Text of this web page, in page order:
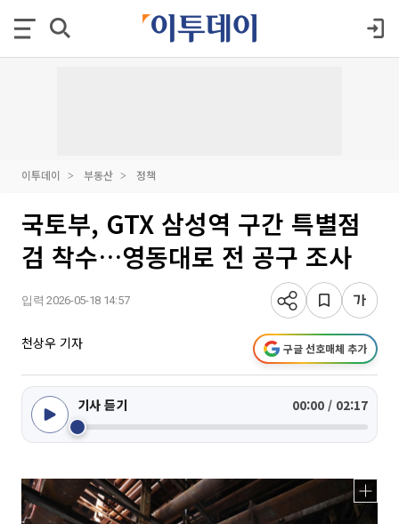
이투데이 부동산 정책
국토부, GTX 삼성역 구간 특별점
검 착수…영동대로 전 공구 조사
입력 2026-05-18 14:57
천상우 기자 구글 선호매체 추가
기사 듣기 00:00 / 02:17